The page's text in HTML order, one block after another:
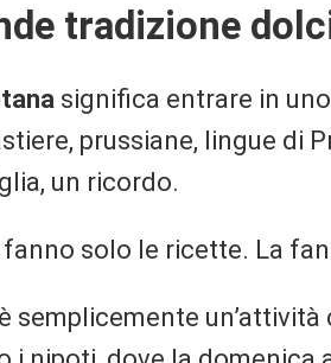
tradizione
significa entrare in
prussiane, lingue di
un ricordo.
solo le ricette. La
semplicemente